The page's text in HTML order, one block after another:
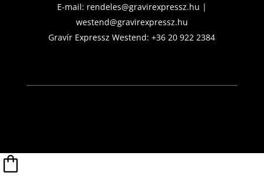
E-mail: rendeles@gravirexpressz.hu |
westend@gravirexpressz.hu
Gravír Expressz Westend:+36 20 922 2384